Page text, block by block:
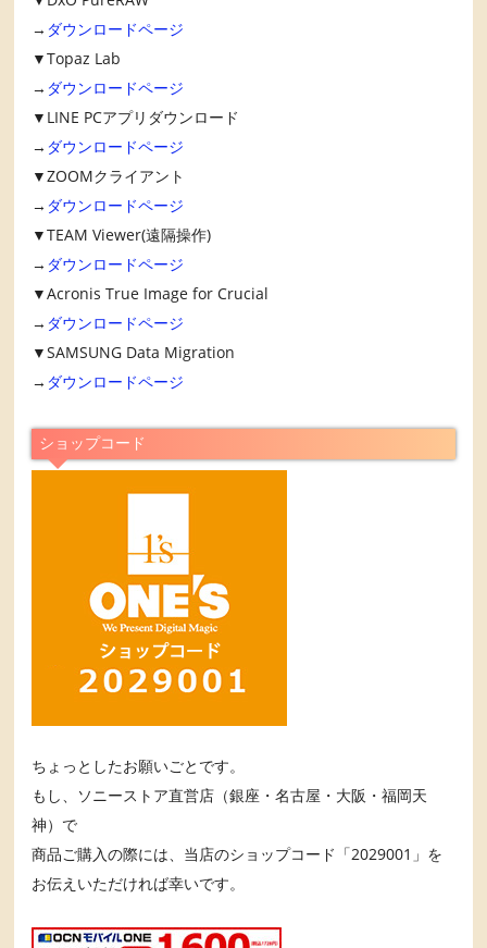
→ ダウンロードページ
▼Topaz Lab
→ ダウンロードページ
▼LINE PCアプリダウンロード
→ ダウンロードページ
▼ZOOMクライアント
→ ダウンロードページ
▼TEAM Viewer(遠隔操作)
→ ダウンロードページ
▼Acronis True Image for Crucial
→ ダウンロードページ
▼SAMSUNG Data Migration
→ ダウンロードページ
ショップコード
ちょっとしたお願いごとです。
もし、ソニーストア直営店（銀座・名古屋・大阪・福岡天
神）で
商品ご購入の際には、当店のショップコード「2029001」を
お伝えいただければ幸いです。